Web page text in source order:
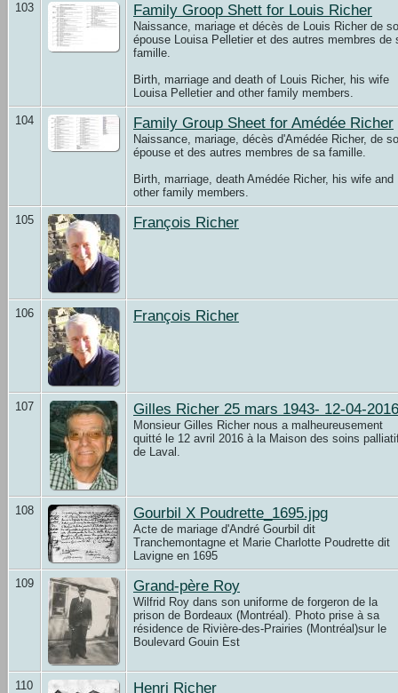
103 Family Groop Shett for Louis Richer
Naissance, mariage et décès de Louis Richer de
épouse Louisa Pelletier et des autres membres de
famille.
Birth, marriage and death of Louis Richer, his wife
Louisa Pelletier and other family members.
104 Family Group Sheet for Amédée Richer
Naissance, mariage, décès d'Amédée Richer, de
épouse et des autres membres de sa famille.
Birth, marriage, death Amédée Richer, his wife and
other family members.
105 François Richer
106 François Richer
107 Gilles Richer 25 mars 1943- 12-04-2016
Monsieur Gilles Richer nous a malheureusement
quitté le 12 avril 2016 à la Maison des soins
de Laval.
108 Gourbil X Poudrette_1695.jpg
Acte de mariage d'André Gourbil dit
Tranchemontagne et Marie Charlotte Poudrette dit
Lavigne en 1695
109 Grand-père Roy
Wilfrid Roy dans son uniforme de forgeron de la
prison de Bordeaux (Montréal). Photo prise à sa
résidence de Rivière-des-Prairies (Montréal)sur le
Boulevard Gouin Est
110 Henri Richer